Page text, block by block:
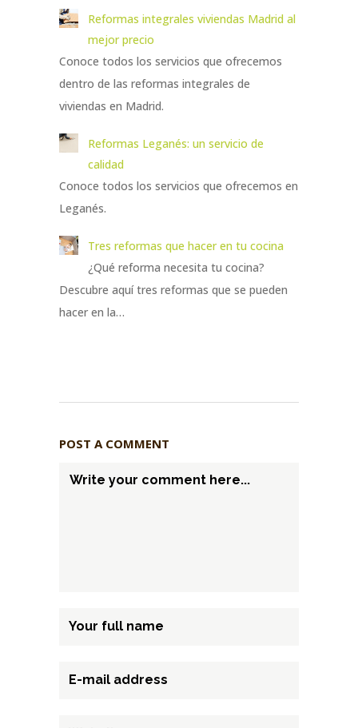
Reformas integrales viviendas Madrid al
mejor precio
Conoce todos los servicios que ofrecemos
dentro de las reformas integrales de
viviendas en Madrid.
Reformas Leganés: un servicio de
calidad
Conoce todos los servicios que ofrecemos en
Leganés.
Tres reformas que hacer en tu cocina
¿Qué reforma necesita tu cocina?
Descubre aquí tres reformas que se pueden
hacer en la…
POST A COMMENT